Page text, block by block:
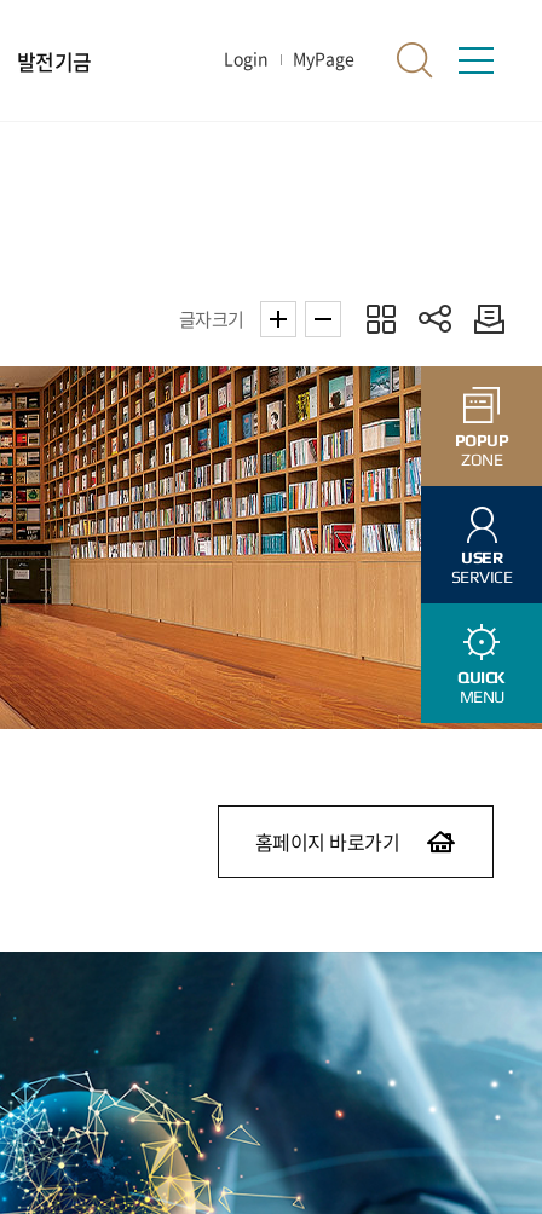
발전기금 Login MyPage
글자크기
홈페이지 바로가기
POPUP
ZONE
USER
SERVICE
QUICK
MENU